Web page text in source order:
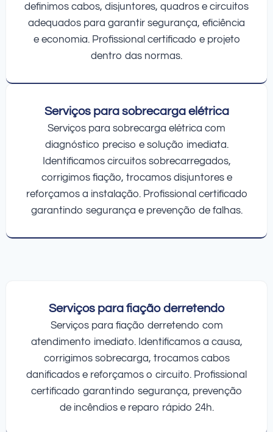
definimos cabos, disjuntores, quadros e circuitos
adequados para garantir segurança, eficiência
e economia. Profissional certificado e projeto
dentro das normas.
Serviços para sobrecarga elétrica
Serviços para sobrecarga elétrica com
diagnóstico preciso e solução imediata.
Identificamos circuitos sobrecarregados,
corrigimos fiação, trocamos disjuntores e
reforçamos a instalação. Profissional certificado
garantindo segurança e prevenção de falhas.
Serviços para fiação derretendo
Serviços para fiação derretendo com
atendimento imediato. Identificamos a causa,
corrigimos sobrecarga, trocamos cabos
danificados e reforçamos o circuito. Profissional
certificado garantindo segurança, prevenção
de incêndios e reparo rápido 24h.